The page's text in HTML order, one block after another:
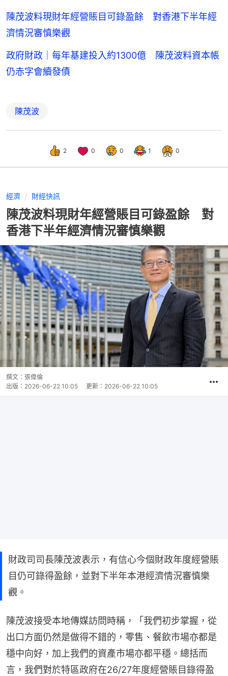
陳茂波料現財年經營賬目可錄盈餘 對香港下半年經
濟情況審慎樂觀
政府財政｜每年基建投入約1300億 陳茂波料資本帳
仍赤字會續發債
陳茂波
2 0 0 1 0
經濟 財經快訊
陳茂波料現財年經營賬目可錄盈餘 對
香港下半年經濟情況審慎樂觀
撰文： 張偉倫
出版： 2026-06-22 10:05 更新： 2026-06-22 10:05
財政司司長陳茂波表示，有信心今個財政年度經營賬
目仍可錄得盈餘，並對下半年本港經濟情況審慎樂
觀。
陳茂波接受本地傳媒訪問時稱，「我們初步掌握，從
出口方面仍然是做得不錯的，零售、餐飲市場亦都是
穩中向好，加上我們的資產市場亦都平穩。總括而
言，我們對於特區政府在26/27年度經營賬目錄得盈